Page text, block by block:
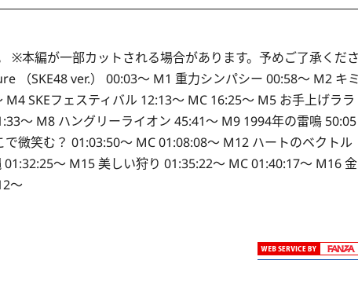
※本編が一部カットされる場合があります。予めご了承くだ
（SKE48 ver.） 00:03～ M1 重力シンパシー 00:58～ M2 キ
SKEフェスティバル 12:13～ MC 16:25～ M5 お手上げララ
～ M8 ハングリーライオン 45:41～ M9 1994年の雷鳴 50:05
微笑む？ 01:03:50～ MC 01:08:08～ M12 ハートのベクトル
～ M15 美しい狩り 01:35:22～ MC 01:40:17～ M16 金
～